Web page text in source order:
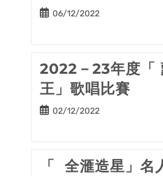
Post06/12/2022
2022－23年度「
王」歌唱比賽
Post02/12/2022
「 全滙造星」名